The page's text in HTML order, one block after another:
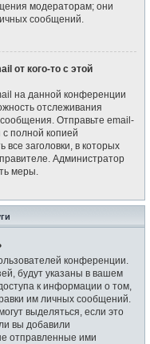
модераторам; они
сообщений.
от кого-то с этой
на данной конференции
отслеживания
Отправьте email-
полной копией
все заголовки, в которых
Администратор
меры.
конференции.
будут указаны в вашем
к информации о том,
им личных сообщений.
выделяться, если это
вы добавили
отправленные ими